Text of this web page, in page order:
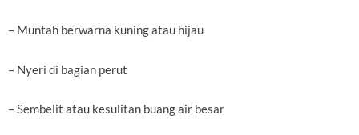
– Muntah berwarna kuning atau hijau
– Nyeri di bagian perut
– Sembelit atau kesulitan buang air besar